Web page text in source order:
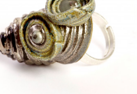
ACQUISTARE